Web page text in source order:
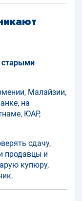
старыми
Малайзии,
на
ЮАР,
сдачу,
продавцы и
купюру,